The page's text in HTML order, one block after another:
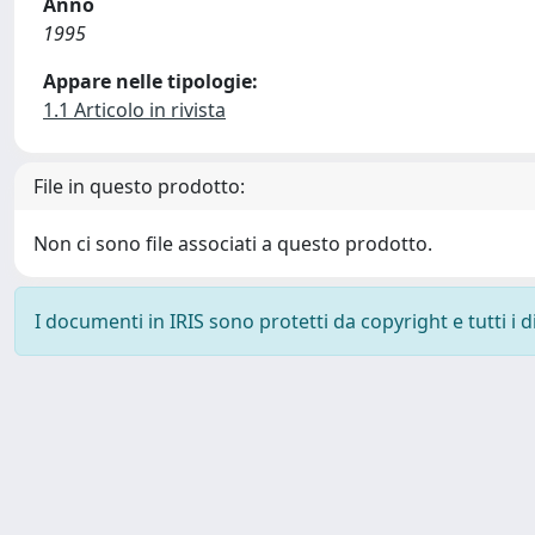
1995
Appare nelle tipologie:
1.1 Articolo in rivista
File in questo prodotto:
Non ci sono file associati a questo prodotto.
I documenti in IRIS sono protetti da copyright e tutti i